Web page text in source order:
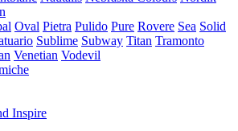
Oval Pietra Pulido Pure Rovere Sea Solid
Sublime Subway Titan Tramonto
Venetian Vodevil
Inspire